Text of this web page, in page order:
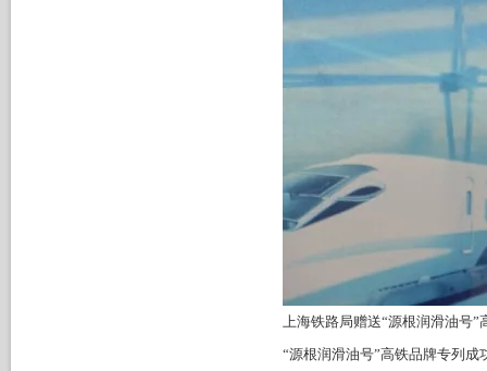
上海铁路局赠送“源根润滑油号”
“源根润滑油号”高铁品牌专列